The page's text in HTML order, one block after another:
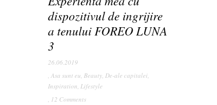
dispozitivul de ingrijire
a tenului FOREO LUNA
3
26.06.2019
, Asa sunt eu, Beauty, De-ale capitalei,
Inspiration, Lifestyle
, 12 Comments